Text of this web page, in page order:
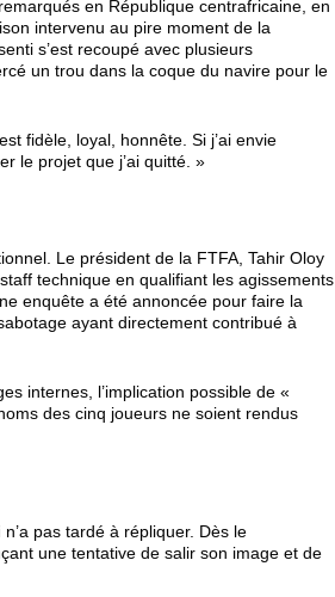
en République centrafricaine, en
intervenu au pire moment de la
s’est recoupé avec plusieurs
un trou dans la coque du navire pour le
fidèle, loyal, honnête. Si j’ai envie
le projet que j’ai quitté. »
Le président de la FTFA, Tahir Oloy
technique en qualifiant les agissements
enquête a été annoncée pour faire la
ayant directement contribué à
internes, l’implication possible de «
des cinq joueurs ne soient rendus
n’a pas tardé à répliquer. Dès le
une tentative de salir son image et de